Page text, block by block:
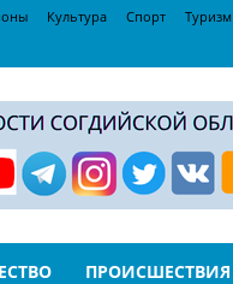
Культура Спорт Туризм
ПРОИСШЕСТВИЯ